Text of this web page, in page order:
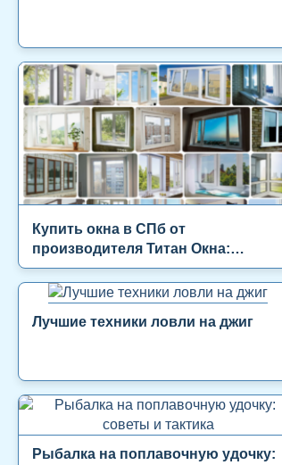
Купить окна в СПб от
производителя Титан Окна:
надежно, выгодно, с установкой
под ключ
Лучшие техники ловли на джиг
Рыбалка на поплавочную удочку: